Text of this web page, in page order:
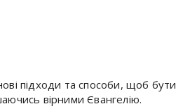
підходи та способи, щоб бути
вірними Євангелію.